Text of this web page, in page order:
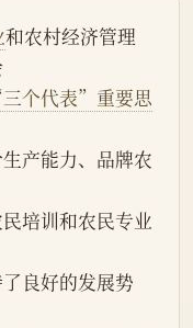
和农村经济管理
三个代表”重要思
产能力、品牌农
培训和农民专业
良好的发展势